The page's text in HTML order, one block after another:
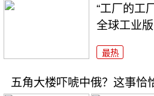
“工厂的工
全球工业
最热
五角大楼吓唬中俄？这事恰